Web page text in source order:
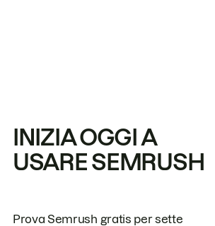
INIZIA OGGI A
USARE SEMRUSH
Prova Semrush gratis per sette